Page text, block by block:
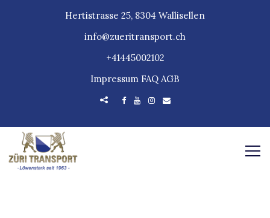
Hertistrasse 25, 8304 Wallisellen
info@zueritransport.ch
+41445002102
Impressum FAQ AGB